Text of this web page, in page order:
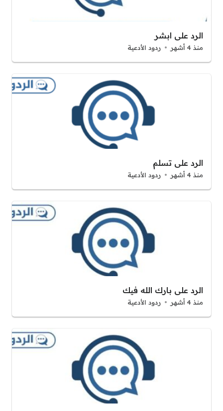
الرد على ابشر
منذ 4 أشهر ردود الأدعية
الرد على تسلم
منذ 4 أشهر ردود الأدعية
الرد على بارك الله فيك
منذ 4 أشهر ردود الأدعية